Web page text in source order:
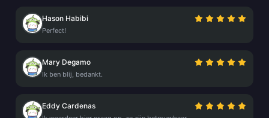
Hason Habibi
Perfect!
Mary Degamo
Ik ben blij, bedankt.
Eddy Cardenas